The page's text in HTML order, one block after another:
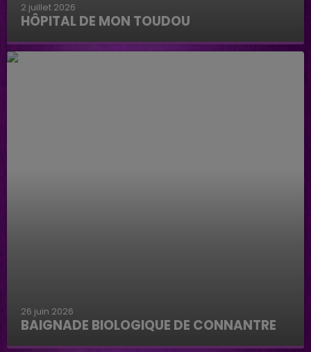
2 juillet 2026
HÔPITAL DE MON TOUDOU
Hôpital de mon Toudou
26 juin 2026
BAIGNADE BIOLOGIQUE DE CONNANTRE
Baignade biologique de Connantre